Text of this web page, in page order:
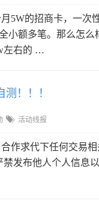
5W的招商卡，一次
小额多笔。那么怎么
左右的 …
！！！
活动线报
作求代下任何交易
发布他人个人信息